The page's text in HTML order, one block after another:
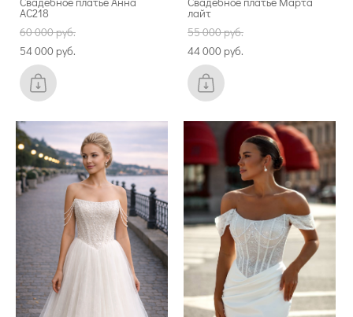
АС218
60 000 pуб.
54 000 pуб.
лайт
55 000 pуб.
44 000 pуб.